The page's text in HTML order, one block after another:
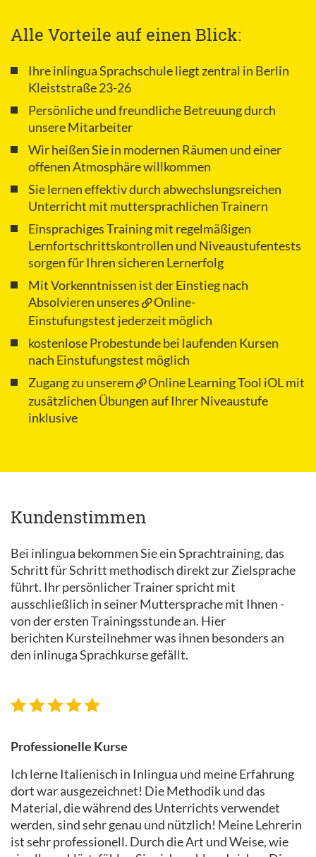
Alle Vorteile auf einen Blick:
Ihre inlingua Sprachschule liegt zentral in Berlin
Kleiststraße 23-26
Persönliche und freundliche Betreuung durch
unsere Mitarbeiter
Wir heißen Sie in modernen Räumen und einer
offenen Atmosphäre willkommen
Sie lernen effektiv durch abwechslungsreichen
Unterricht mit muttersprachlichen Trainern
Einsprachiges Training mit regelmäßigen
Lernfortschrittskontrollen und Niveaustufentests
sorgen für Ihren sicheren Lernerfolg
Mit Vorkenntnissen ist der Einstieg nach
Absolvieren unseres
Online-
Einstufungstest jederzeit möglich
kostenlose Probestunde bei laufenden Kursen
nach Einstufungstest möglich
Zugang zu unserem
Online Learning Tool iOLmit
zusätzlichen Übungen auf Ihrer Niveaustufe
inklusive
Kundenstimmen
Bei inlingua bekommen Sie ein Sprachtraining, das
Schritt für Schritt methodisch direkt zur Zielsprache
führt. Ihr persönlicher Trainer spricht mit
ausschließlich in seiner Muttersprache mit Ihnen -
von der ersten Trainingsstunde an. Hier
berichten Kursteilnehmer was ihnen besonders an
den inlinuga Sprachkurse gefällt.
Professionelle Kurse
Ich lerne Italienisch in Inlingua und meine Erfahrung
dort war ausgezeichnet! Die Methodik und das
Material, die während des Unterrichts verwendet
werden, sind sehr genau und nützlich! Meine Lehrerin
ist sehr professionell. Durch die Art und Weise, wie